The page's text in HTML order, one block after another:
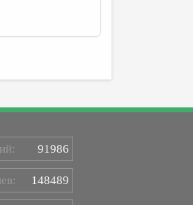
91986
148489